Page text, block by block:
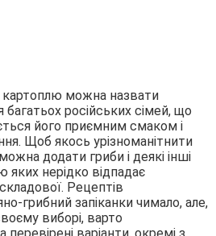
можна назвати
російських сімей, що
його приємним смаком і
Щоб якось урізноманітнити
додати гриби і деякі інші
яких нерідко відпадає
Рецептів
грибний запіканки чимало, але,
виборі, варто